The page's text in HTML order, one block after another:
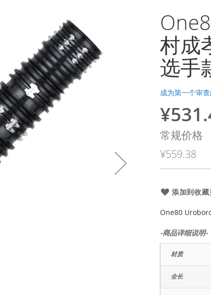
村成
选手
成为第一个审
特
殊
价
格
常规价格
¥559.38
添加到收藏
One80
-商品详细说明-
材质
全长